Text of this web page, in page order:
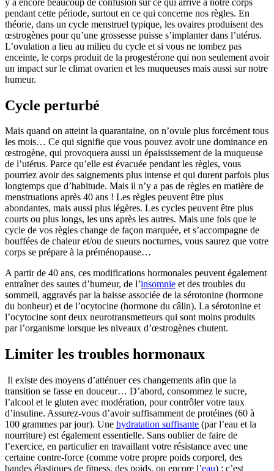
pendant cette période, surtout en ce qui concerne nos règles. En
théorie, dans un cycle menstruel typique, les ovaires produisent des
œstrogènes pour qu’une grossesse puisse s’implanter dans l’utérus.
L’ovulation a lieu au milieu du cycle et si vous ne tombez pas
enceinte, le corps produit de la progestérone qui non seulement avoir
un impact sur le climat ovarien et les muqueuses mais aussi sur notre
humeur.
Cycle perturbé
Mais quand on atteint la quarantaine, on n’ovule plus forcément tous
les mois… Ce qui signifie que vous pouvez avoir une dominance en
œstrogène, qui provoquera aussi un épaississement de la muqueuse
de l’utérus. Parce qu’elle est évacuée pendant les règles, vous
pourriez avoir des saignements plus intense et qui durent parfois plus
longtemps que d’habitude. Mais il n’y a pas de règles en matière de
menstruations après 40 ans ! Les règles peuvent être plus
abondantes, mais aussi plus légères. Les cycles peuvent être plus
courts ou plus longs, les uns après les autres. Mais une fois que le
cycle de vos règles change de façon marquée, et s’accompagne de
bouffées de chaleur et/ou de sueurs nocturnes, vous saurez que votre
corps se prépare à la préménopause…
A partir de 40 ans, ces modifications hormonales peuvent également
entraîner des sautes d’humeur, de l’insomnie et des troubles du
sommeil, aggravés par la baisse associée de la sérotonine (hormone
du bonheur) et de l’ocytocine (hormone du câlin). La sérotonine et
l’ocytocine sont deux neurotransmetteurs qui sont moins produits
par l’organisme lorsque les niveaux d’œstrogènes chutent.
Limiter les troubles hormonaux
Il existe des moyens d’atténuer ces changements afin que la
transition se fasse en douceur… D’abord, consommez le sucre,
l’alcool et le gluten avec modération, pour contrôler votre taux
d’insuline. Assurez-vous d’avoir suffisamment de protéines (60 à
100 grammes par jour). Une hydratation suffisante (par l’eau et la
nourriture) est également essentielle. Sans oublier de faire de
l’exercice, en particulier en travaillant votre résistance avec une
certaine contre-force (comme votre propre poids corporel, des
bandes élastiques de fitness, des poids, ou encore l’eau) : c’est